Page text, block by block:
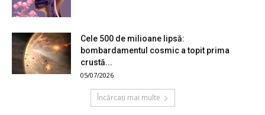
Cele 500 de milioane lipsă:
bombardamentul cosmic a topit prima
crustă...
05/07/2026
Încărcați mai multe